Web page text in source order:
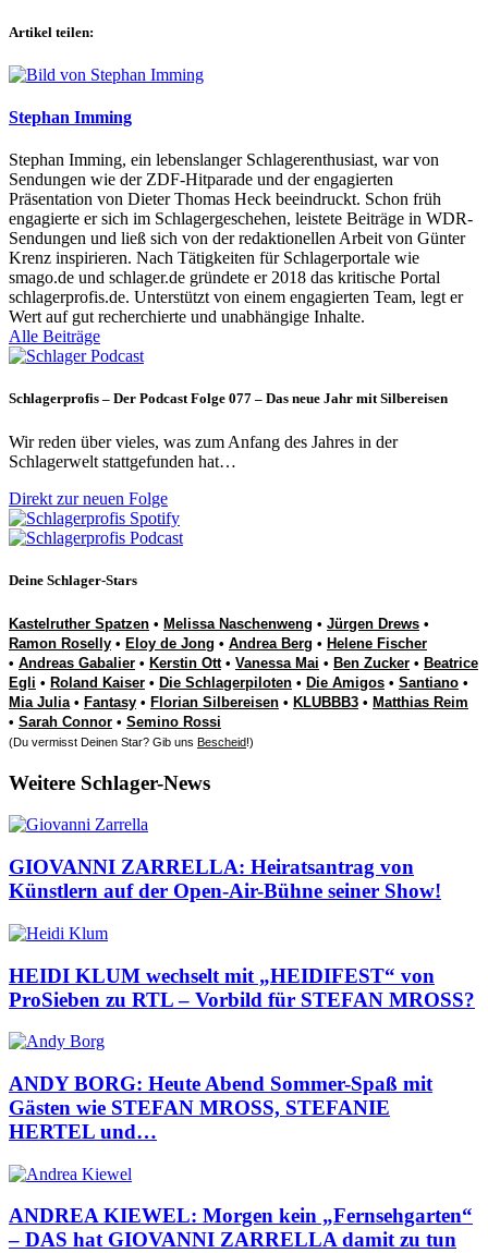
Artikel teilen:
Stephan Imming
Stephan Imming, ein lebenslanger Schlagerenthusiast, war von
Sendungen wie der ZDF-Hitparade und der engagierten
Präsentation von Dieter Thomas Heck beeindruckt. Schon früh
engagierte er sich im Schlagergeschehen, leistete Beiträge in WDR-
Sendungen und ließ sich von der redaktionellen Arbeit von Günter
Krenz inspirieren. Nach Tätigkeiten für Schlagerportale wie
smago.de und schlager.de gründete er 2018 das kritische Portal
schlagerprofis.de. Unterstützt von einem engagierten Team, legt er
Wert auf gut recherchierte und unabhängige Inhalte.
Alle Beiträge
Schlagerprofis – Der Podcast Folge 077 – Das neue Jahr mit Silbereisen
Wir reden über vieles, was zum Anfang des Jahres in der
Schlagerwelt stattgefunden hat…
Direkt zur neuen Folge
Deine Schlager-Stars
Kastelruther Spatzen • Melissa Naschenweng • Jürgen Drews •
Ramon Roselly • Eloy de Jong • Andrea Berg • Helene Fischer
• Andreas Gabalier • Kerstin Ott• Vanessa Mai • Ben Zucker • Beatrice
Egli • Roland Kaiser • Die Schlagerpiloten • Die Amigos • Santiano •
Mia Julia• Fantasy • Florian Silbereisen • KLUBBB3 • Matthias Reim
• Sarah Connor • Semino Rossi
(Du vermisst Deinen Star? Gib uns Bescheid!)
Weitere Schlager-News
GIOVANNI ZARRELLA: Heiratsantrag von
Künstlern auf der Open-Air-Bühne seiner Show!
HEIDI KLUM wechselt mit „HEIDIFEST“ von
ProSieben zu RTL – Vorbild für STEFAN MROSS?
ANDY BORG: Heute Abend Sommer-Spaß mit
Gästen wie STEFAN MROSS, STEFANIE
HERTEL und…
ANDREA KIEWEL: Morgen kein „Fernsehgarten“
– DAS hat GIOVANNI ZARRELLA damit zu tun